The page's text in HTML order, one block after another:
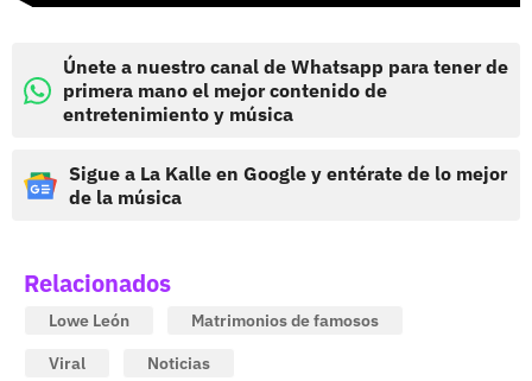
Únete a nuestro canal de Whatsapp para tener de
primera mano el mejor contenido de
entretenimiento y música
Sigue a La Kalle en Google y entérate de lo mejor
de la música
Relacionados
Lowe León
Matrimonios de famosos
Viral
Noticias